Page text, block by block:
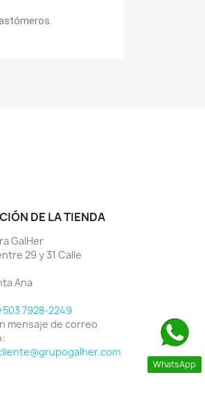
DE LA TIENDA
GalHer
29 y 31 Calle
Ana
7928-2249
mensaje de correo
WhatsApp